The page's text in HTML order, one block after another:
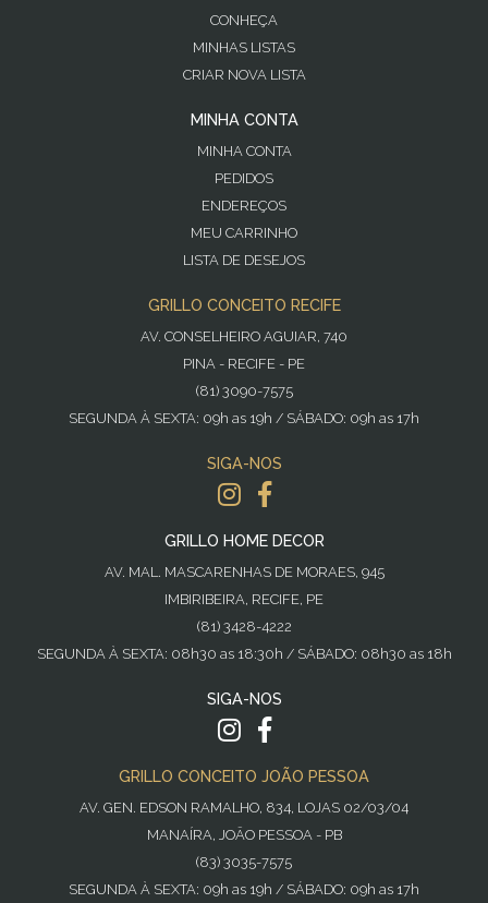
CONHEÇA
MINHAS LISTAS
CRIAR NOVA LISTA
MINHA CONTA
MINHA CONTA
PEDIDOS
ENDEREÇOS
MEU CARRINHO
LISTA DE DESEJOS
GRILLO CONCEITO RECIFE
AV. CONSELHEIRO AGUIAR, 740
PINA - RECIFE - PE
(81) 3090-7575
SEGUNDA À SEXTA: 09h as 19h / SÁBADO: 09h as 17h
SIGA-NOS
GRILLO HOME DECOR
AV. MAL. MASCARENHAS DE MORAES, 945
IMBIRIBEIRA, RECIFE, PE
(81) 3428-4222
SEGUNDA À SEXTA: 08h30 as 18:30h / SÁBADO: 08h30 as 18h
SIGA-NOS
GRILLO CONCEITO JOÃO PESSOA
AV. GEN. EDSON RAMALHO, 834, LOJAS 02/03/04
MANAÍRA, JOÃO PESSOA - PB
(83) 3035-7575
SEGUNDA À SEXTA: 09h as 19h / SÁBADO: 09h as 17h